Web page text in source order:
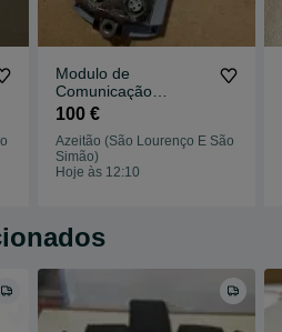
Modulo de
Comunicação
Siemens Rf186c
100 €
Azeitão (São Lourenço E São
Simão)
Hoje às 12:10